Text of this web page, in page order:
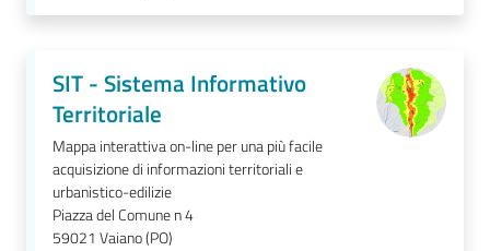
SIT - Sistema Informativo
Territoriale
Mappa interattiva on-line per una più facile
acquisizione di informazioni territoriali e
urbanistico-edilizie
Piazza del Comune n 4
59021 Vaiano (PO)